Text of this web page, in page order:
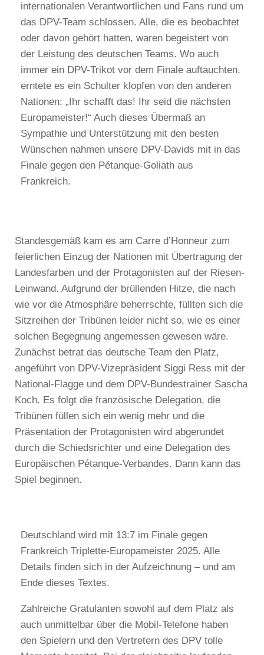
internationalen Verantwortlichen und Fans rund um
das DPV-Team schlossen. Alle, die es beobachtet
oder davon gehört hatten, waren begeistert von
der Leistung des deutschen Teams. Wo auch
immer ein DPV-Trikot vor dem Finale auftauchten,
erntete es ein Schulter klopfen von den anderen
Nationen: „Ihr schafft das! Ihr seid die nächsten
Europameister!“ Auch dieses Übermaß an
Sympathie und Unterstützung mit den besten
Wünschen nahmen unsere DPV-Davids mit in das
Finale gegen den Pétanque-Goliath aus
Frankreich.
Standesgemäß kam es am Carre d’Honneur zum
feierlichen Einzug der Nationen mit Übertragung der
Landesfarben und der Protagonisten auf der Riesen-
Leinwand. Aufgrund der brüllenden Hitze, die nach
wie vor die Atmosphäre beherrschte, füllten sich die
Sitzreihen der Tribünen leider nicht so, wie es einer
solchen Begegnung angemessen gewesen wäre.
Zunächst betrat das deutsche Team den Platz,
angeführt von DPV-Vizepräsident Siggi Ress mit der
National-Flagge und dem DPV-Bundestrainer Sascha
Koch. Es folgt die französische Delegation, die
Tribünen füllen sich ein wenig mehr und die
Präsentation der Protagonisten wird abgerundet
durch die Schiedsrichter und eine Delegation des
Europäischen Pétanque-Verbandes. Dann kann das
Spiel beginnen.
Deutschland wird mit 13:7 im Finale gegen
Frankreich Triplette-Europameister 2025. Alle
Details finden sich in der Aufzeichnung – und am
Ende dieses Textes.
Zahlreiche Gratulanten sowohl auf dem Platz als
auch unmittelbar über die Mobil-Telefone haben
den Spielern und den Vertretern des DPV tolle